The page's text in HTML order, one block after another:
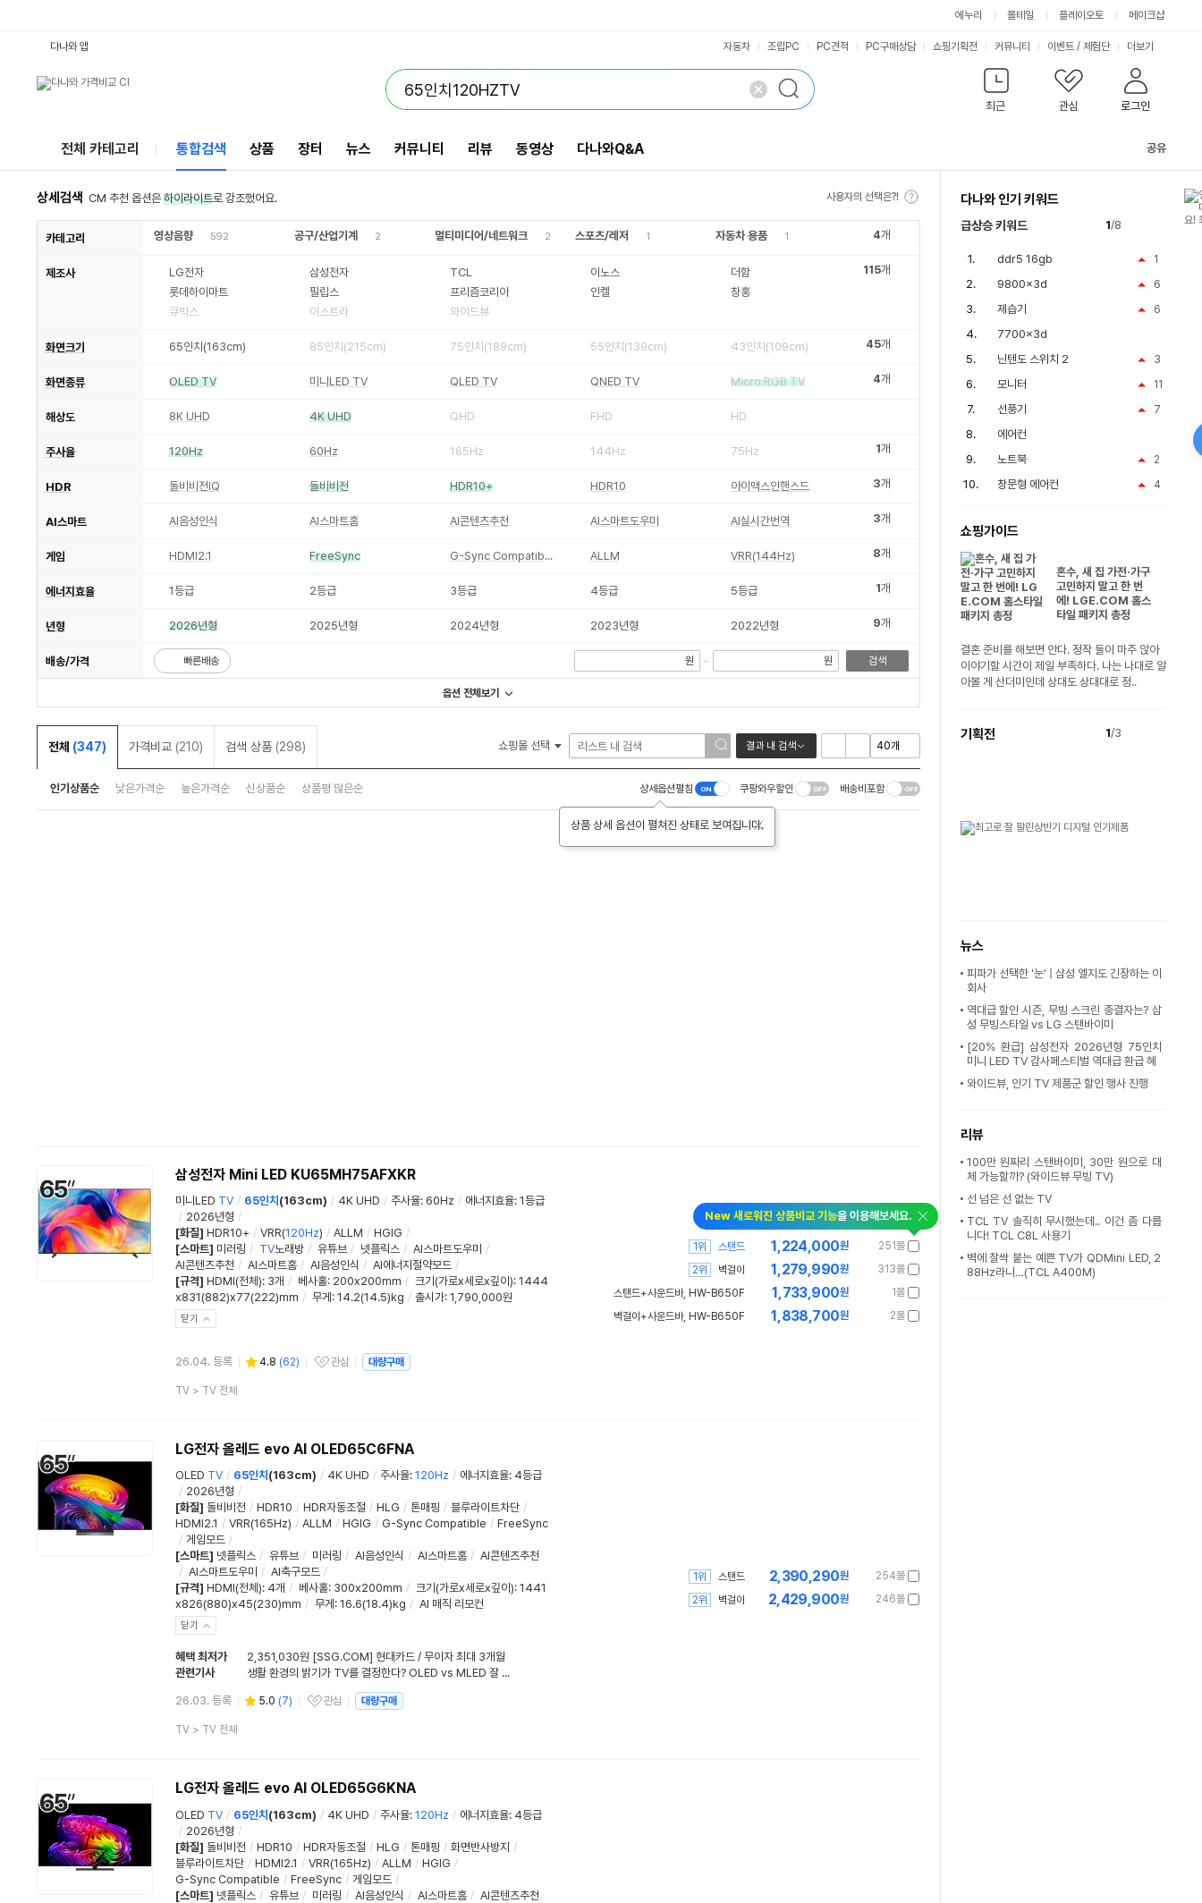
에누리 몰테일 플레이오토 메이크샵
최근 관심 로그인
다나와 앱 자동차 조립PC PC견적 PC구매상담 쇼핑기획전 커뮤니티 이벤트 / 체험단 더보기
전체 카테고리 통합검색 상품 장터 뉴스 커뮤니티 리뷰 동영상 다나와Q&A 공유
상세검색 CM 추천 옵션은 하이라이트로 강조했어요. 사용자의 선택은?!
카테고리 영상음향 592 공구/산업기계 2 멀티미디어/네트워크 2 스포츠/레저 1 자동차 용품 1 4개
제조사 LG전자 삼성전자 TCL 이노스
더함
롯데하이마트
필립스 프리즘코리아 인켈
창홍
큐빅스
이스트라 와이드뷰
115개
화면크기 65인치(163cm) 85인치(215cm) 75인치(189cm) 55인치(139cm) 43인치(109cm) 45개
화면종류 OLED TV 미니LED TV QLED TV QNED TV Micro RGB TV 4개
해상도 8K UHD 4K UHD QHD FHD HD
주사율 120Hz 60Hz 165Hz 144Hz 75Hz 1개
HDR 돌비비전IQ 돌비비전 HDR10+ HDR10 아이맥스인핸스드 3개
AI스마트 AI음성인식 AI스마트홈 AI콘텐츠추천 AI스마트도우미 AI실시간번역 3개
게임 HDMI2.1 FreeSync G-Sync Compatible ALLM VRR(144Hz) 8개
에너지효율 1등급 2등급 3등급 4등급 5등급 1개
년형 2026년형 2025년형 2024년형 2023년형 2022년형 9개
배송/가격 빠른배송 원 ~ 원 검색
옵션 전체보기
전체 (347) 가격비교 (210) 검색 상품 (298) 쇼핑몰 선택 결과 내 검색
인기상품순 낮은가격순 높은가격순 신상품순 상품평 많은순 상세옵션펼침
상품 상세 옵션이 펼쳐진 상태로 보여집니다.
쿠팡와우할인 배송비포함
삼성전자 Mini LED KU65MH75AFXKR
미니LED TV / 65인치 (163cm) / 4K UHD / 주사율: 60Hz / 에너지효율: 1등급
/ 2026년형 /
[화질] HDR10+ / VRR(120Hz) / ALLM / HGIG /
[스마트] 미러링 / TV노래방 / 유튜브 / 넷플릭스 / AI스마트도우미
/
AI콘텐츠추천 / AI스마트홈 / AI음성인식 / AI에너지절약모드 /
[규격] HDMI(전체): 3개 / 베사홀: 200x200mm / 크기(가로x세로x깊이): 1444
x831(882)x77(222)mm / 무게 : 14.2(14.5)kg / 출시가: 1,790,000원
닫기
26.04. 등록 4.8 (62)
관심상품
관심 대량구매
상
TV> TV 전체
New 새로워진 상품비교 기능을 이용해보세요.
251몰
1,224,000원
1위
스탠드
313몰
1,279,990원
2위
벽걸이
1몰
1,733,900원
스탠드+사운드바, HW-B650F
2몰
1,838,700원
벽걸이+사운드바, HW-B650F
LG전자 올레드 evo AI OLED65C6FNA
OLED TV / 65인치 (163cm) / 4K UHD / 주사율: 120Hz / 에너지효율: 4등급
/ 2026년형 /
[화질] 돌비비전 / HDR10 / HDR자동조절 / HLG / 톤매핑 / 블루라이트차단 /
HDMI2.1 / VRR(165Hz) / ALLM / HGIG / G-Sync Compatible / FreeSync
/ 게임모드 /
[스마트] 넷플릭스 / 유튜브 / 미러링 / AI음성인식 / AI스마트홈 / AI콘텐츠추천
/ AI스마트도우미 / AI축구모드 /
[규격] HDMI(전체): 4개 / 베사홀: 300x200mm / 크기(가로x세로x깊이): 1441
x826(880)x45(230)mm / 무게 : 16.6(18.4)kg / AI 매직 리모컨
닫기
혜택 최저가
2,351,030원 [SSG.COM] 현대카드 / 무이자 최대 3개월
관련기사
생활 환경의 밝기가 TV를 결정한다? OLED vs MLED 잘 선택하는 법
26.03. 등록 5.0 (7)
관심상품
관심 대량구매
상
TV> TV 전체
254몰
2,390,290원
1위
스탠드
246몰
2,429,900원
2위 벽걸이
LG전자 올레드 evo AI OLED65G6KNA
OLED TV / 65인치 (163cm) / 4K UHD / 주사율: 120Hz / 에너지효율: 4등급
/ 2026년형 /
[화질] 돌비비전 / HDR10 / HDR자동조절 / HLG / 톤매핑 / 화면반사방지 /
블루라이트차단 / HDMI2.1 / VRR(165Hz) / ALLM / HGIG /
G-Sync Compatible / FreeSync / 게임모드 /
[스마트] 넷플릭스 / 유튜브 / 미러링 / AI음성인식 / AI스마트홈 / AI콘텐츠추천
다나와 인기 키워드
급상승 키워드 1/8
1
ddr5 16gb
6
9800x3d
6
제습기
7700x3d
3
닌텐도 스위치 2
11
모니터
7
선풍기
에어컨
2
노트북
4
창문형 에어컨
쇼핑가이드
혼수, 새 집 가전·가구
고민하지 말고 한 번
에! LGE.COM 홈스
타일 패키지 총정
결혼 준비를 해보면 안다. 정작 둘이 마주 앉아
이야기할 시간이 제일 부족하다. 나는 나대로 알
아볼 게 산더미인데 상대도 상대대로 정..
기획전 1/3
뉴스
피파가 선택한 '눈' | 삼성 엘지도 긴장하는 이
회사
역대급 할인 시즌, 무빙 스크린 종결자는? 삼
성 무빙스타일 vs LG 스탠바이미
[20% 환급] 삼성전자 2026년형 75인치
미니 LED TV 감사페스티벌 역대급 환급 혜
와이드뷰, 인기 TV 제품군 할인 행사 진행
리뷰
100만 원짜리 스탠바이미, 30만 원으로 대
체 가능할까? (와이드뷰 무빙 TV)
선 넘은 선 없는 TV
TCL TV 솔직히 무시했는데.. 이건 좀 다릅
니다! TCL C8L 사용기
벽에 찰싹 붙는 예쁜 TV가 QDMini LED, 2
88Hz라니…(TCL A400M)